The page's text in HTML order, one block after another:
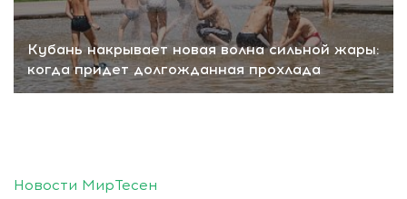
Кубань накрывает новая волна сильной жары:
когда придет долгожданная прохлада
Новости МирТесен